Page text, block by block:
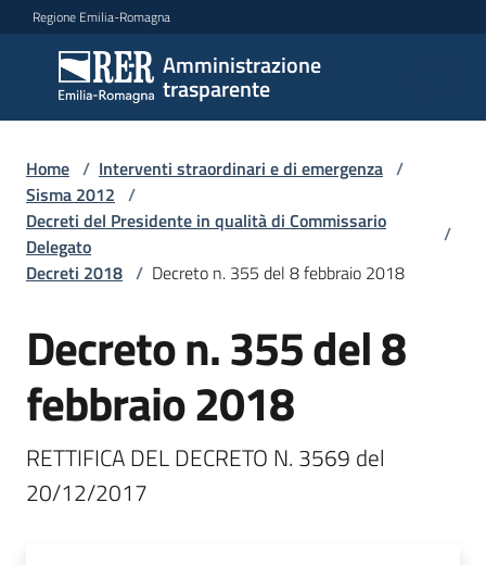
Vai al contenuto
Vai alla navigazione
Vai al footer
Regione Emilia-Romagna
Amministrazione
trasparente
Amministrazione
trasparente
Sottosezioni
Accesso
Home / Interventi straordinari e di emergenza /
Sisma 2012 /
Decreti del Presidente in qualità di Commissario
Delegato
/
Decreti 2018 / Decreto n. 355 del 8 febbraio 2018
Decreto n. 355 del 8
febbraio 2018
RETTIFICA DEL DECRETO N. 3569 del
20/12/2017